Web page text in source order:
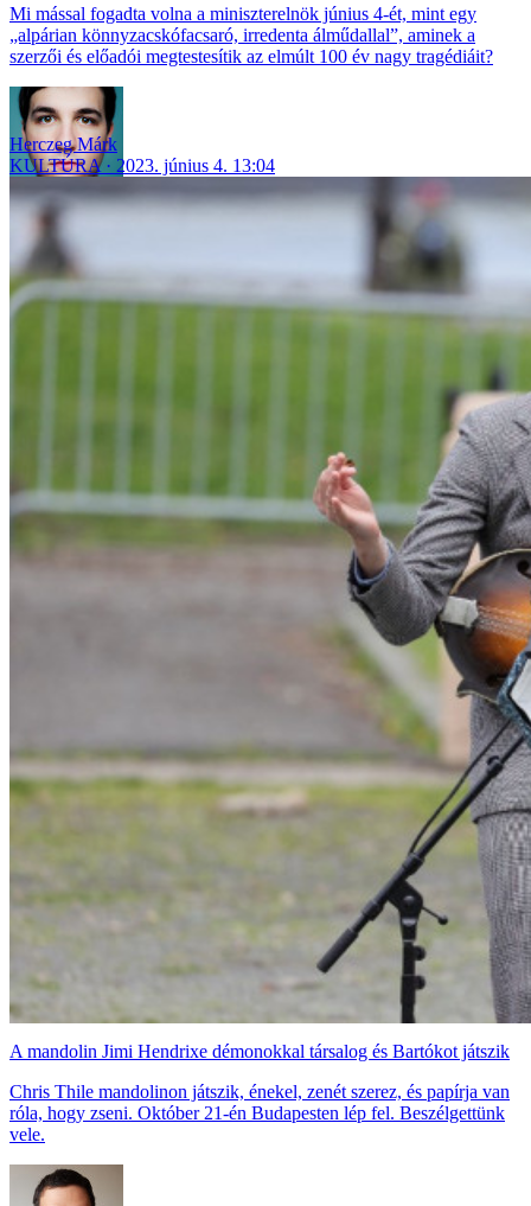
Mi mással fogadta volna a miniszterelnök június 4-ét, mint egy
„alpárian könnyzacskófacsaró, irredenta álműdallal”, aminek a
szerzői és előadói megtestesítik az elmúlt 100 év nagy tragédiáit?
Herczeg Márk
KULTÚRA
2023. június 4. 13:04
A mandolin Jimi Hendrixe démonokkal társalog és Bartókot játszik
Chris Thile mandolinon játszik, énekel, zenét szerez, és papírja van
róla, hogy zseni. Október 21-én Budapesten lép fel. Beszélgettünk
vele.